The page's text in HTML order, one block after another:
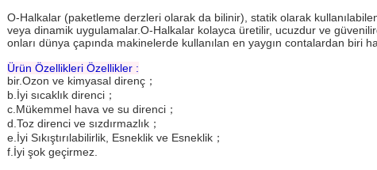
O-Halkalar (paketleme derzleri olarak da bilinir), statik olarak
veya dinamik uygulamalar.O-Halkalar kolayca üretilir, ucuzdur ve
onları dünya çapında makinelerde kullanılan en yaygın contalardan biri
Ürün Özellikleri Özellikler :
bir.Ozon ve kimyasal direnç；
b.İyi sıcaklık direnci；
c.Mükemmel hava ve su direnci；
d.Toz direnci ve sızdırmazlık；
e.İyi Sıkıştırılabilirlik, Esneklik ve Esneklik；
f.İyi şok geçirmez.